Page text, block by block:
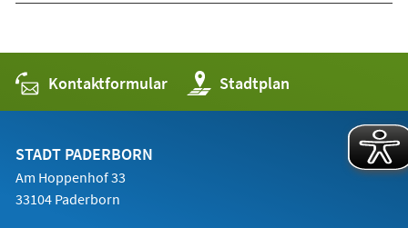
Kontaktformular Stadtplan
(Öffnet
in
einem
STADT PADERBORN
Am Hoppenhof 33
33104 Paderborn